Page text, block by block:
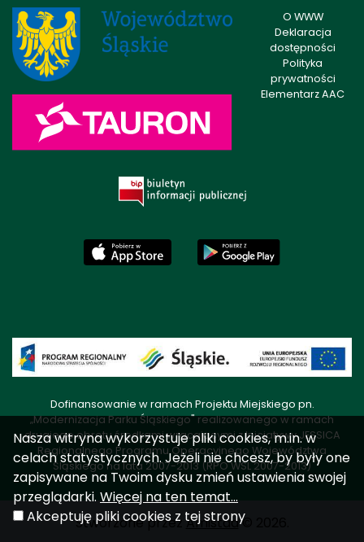
O WWW
Deklaracja
dostępności
Polityka
prywatności
Elementarz AAC
Dofinansowanie w ramach Projektu Miejskiego pn.
„Modernizacja Parku Śląskiego" realizowanego w ramach
drugiego obrotu środkami wracającymi z Inicjatywy JESSICA
Regionalnego Programu Operacyjnego Województwa
Śląskiego na lata 2007-2013 (RPO WSL 2007-2013)
Stworzone przezAmistad© 2026.
Nasza witryna wykorzystuje pliki cookies, m.in. w
celach statystycznych. Jeżeli nie chcesz, by były one
zapisywane na Twoim dysku zmień ustawienia swojej
przeglądarki.Więcej na ten temat...
Akceptuję pliki cookies z tej strony